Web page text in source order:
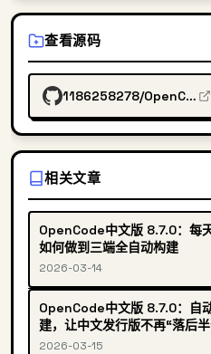
查看源码
1186258278/OpenCodeChineseTranslation
相关文章
OpenCode中文版 8.7.0：每
如何做到三端全自动构建
2026-03-14
OpenCode中文版 8.7.0：自
建，让中文发行版不再“落后
2026-03-15